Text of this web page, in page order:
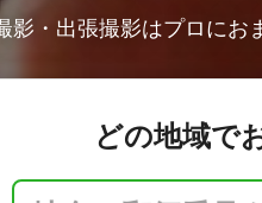
影・出張撮影はプロにお
どの地域で